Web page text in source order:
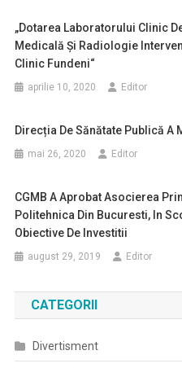
„Dotarea Laboratorului Clinic
Medicală Și Radiologie
Clinic Fundeni“
aprilie 10, 2020 Editor
Direcția De Sănătate Publică A
mai 26, 2020 Editor
CGMB A Aprobat Asocierea
Politehnica Din Bucuresti, In
Obiective De Investitii
august 29, 2019 Editor
CATEGORII
Divertisment